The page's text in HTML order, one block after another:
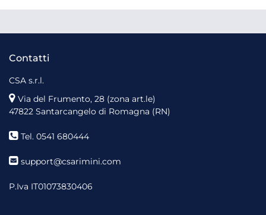
Contatti
CSA s.r.l.
Via del Frumento, 28 (zona art.le)
47822 Santarcangelo di Romagna (RN)
Tel. 0541 680444
support@csarimini.com
P.Iva IT01073830406